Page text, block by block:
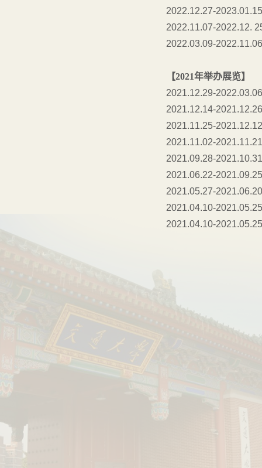
2022.12.27-2023.01.15
2022.11.07-2022.12.
2022.03.09-2022.11.06
【2021年举办展览】
2021.12.29-2022.03.06
2021.12.14-2021.12.26
2021.11.25-2021.12.12
2021.11.02-2021.11.21
2021.09.28-2021.10.31
2021.06.22-2021.09.25
2021.05.27-2021.06.20
2021.04.10-
2021.04.10-2021.05.25